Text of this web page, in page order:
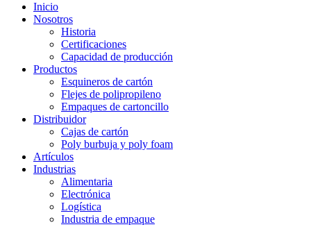
Inicio
Nosotros
Historia
Certificaciones
Capacidad de producción
Productos
Esquineros de cartón
Flejes de polipropileno
Empaques de cartoncillo
Distribuidor
Cajas de cartón
Poly burbuja y poly foam
Artículos
Industrias
Alimentaria
Electrónica
Logística
Industria de empaque